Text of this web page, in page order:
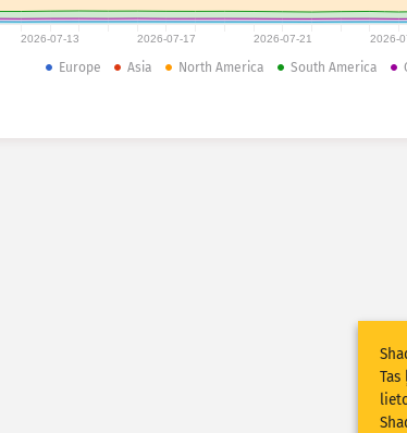
2026-07-13 2026-07-17 2026-07-21 2026-
Europe Asia North America South America